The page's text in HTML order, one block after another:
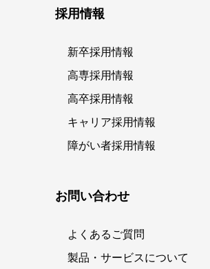
採用情報
新卒採用情報
高専採用情報
高卒採用情報
キャリア採用情報
障がい者採用情報
お問い合わせ
よくあるご質問
製品・サービスについて